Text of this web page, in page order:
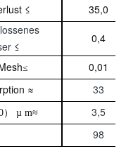
≤
35,0
≤
0,4
≤
0,01
≈
33
） µ m≈
3,5
98